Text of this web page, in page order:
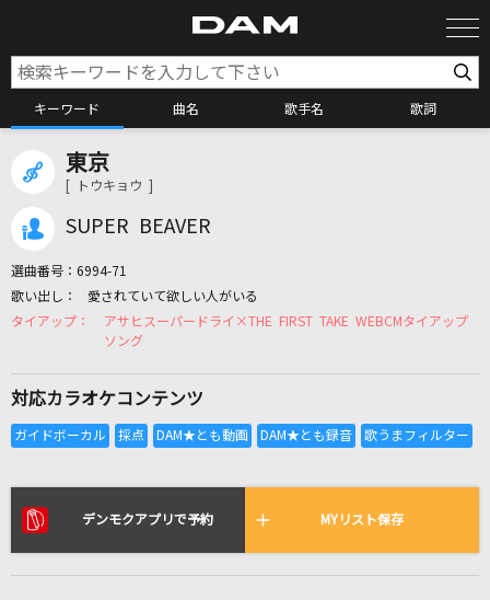
キーワード 曲名 歌手名 歌詞
カラオケリクエスト
全国りれき
リアルタイムで歌われている曲の一覧
サザンオールスターズ
[生音]チェリー
東京
[ トウキョウ ]
SUPER BEAVER
選曲番号： 6994-71
愛されていて欲しい人がいる
アサヒスーパードライ×THE FIRST TAKE WEBCMタイアップ
ソング
対応カラオケコンテンツ
デンモクアプリで予約 MYリスト保存